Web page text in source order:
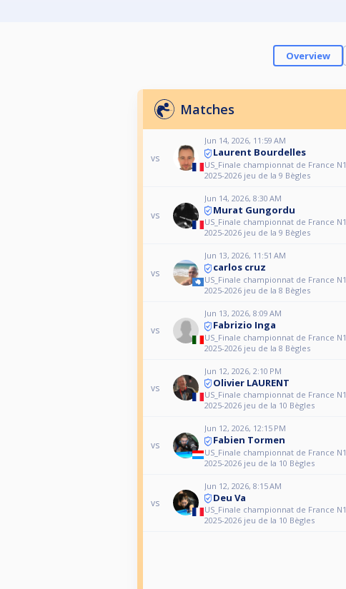
Overview
Matches
vs
Jun 14, 2026, 11:59 AM
Laurent Bourdelles
US_Finale championnat de France N1
2025-2026 jeu de la 9 Bègles
vs
Jun 14, 2026, 8:30 AM
Murat Gungordu
US_Finale championnat de France N1
2025-2026 jeu de la 9 Bègles
vs
Jun 13, 2026, 11:51 AM
carlos cruz
US_Finale championnat de France N1
2025-2026 jeu de la 8 Bègles
vs
Jun 13, 2026, 8:09 AM
Fabrizio Inga
US_Finale championnat de France N1
2025-2026 jeu de la 8 Bègles
vs
Jun 12, 2026, 2:10 PM
Olivier LAURENT
US_Finale championnat de France N1
2025-2026 jeu de la 10 Bègles
vs
Jun 12, 2026, 12:15 PM
Fabien Tormen
US_Finale championnat de France N1
2025-2026 jeu de la 10 Bègles
vs
Jun 12, 2026, 8:15 AM
Deu Va
US_Finale championnat de France N1
2025-2026 jeu de la 10 Bègles